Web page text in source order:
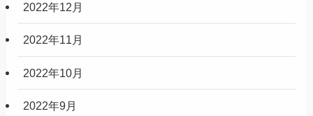
2022年12月
2022年11月
2022年10月
2022年9月